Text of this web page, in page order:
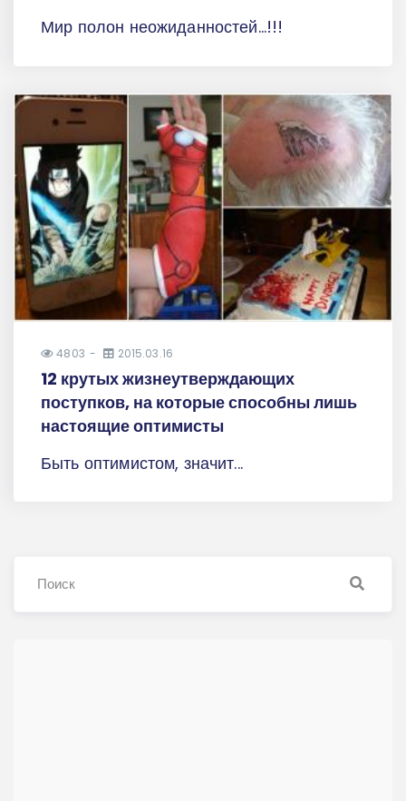
Мир полон неожиданностей...!!!
4803 2015.03.16
12 крутых жизнеутверждающих
поступков, на которые способны лишь
настоящие оптимисты
Быть оптимистом, значит...